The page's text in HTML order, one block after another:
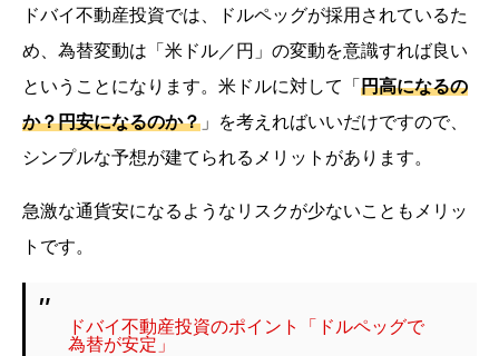
ドバイ不動産投資では、ドルペッグが採用されているた
め、為替変動は「米ドル／円」の変動を意識すれば良い
ということになります。米ドルに対して「 円高になるの
か？円安になるのか？ 」を考えればいいだけですので、
シンプルな予想が建てられるメリットがあります。
急激な通貨安になるようなリスクが少ないこともメリッ
トです。
ドバイ不動産投資のポイント「ドルペッグで
為替が安定」